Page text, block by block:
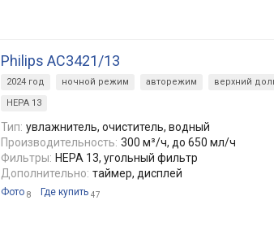
Philips AC3421/13
2024 год ночной режим авторежим верхний
HEPA 13
Тип: увлажнитель, очиститель, водный
Производительность: 300 м³/ч, до 650 мл/ч
Фильтры: HEPA 13, угольный фильтр
Дополнительно: таймер, дисплей
Фото 8 Где купить 47